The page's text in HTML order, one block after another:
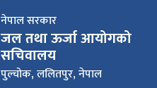
नेपाल सरकार
जल तथा ऊर्जा आयोगको
सचिवालय
पुल्चोक, ललितपुर, नेपाल